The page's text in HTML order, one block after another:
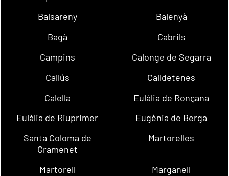
Balsareny
Balenyà
Bagà
Cabrils
Campins
Calonge de Segarra
Callús
Calldetenes
Calella
Eulàlia de Ronçana
Eulàlia de Riuprimer
Eugènia de Berga
Santa Coloma de
Gramenet
Martorelles
Martorell
Marganell